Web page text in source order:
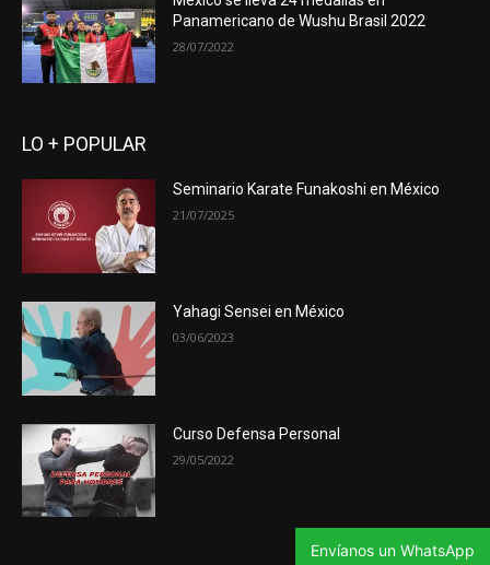
Panamericano de Wushu Brasil 2022
28/07/2022
LO + POPULAR
Seminario Karate Funakoshi en México
21/07/2025
Yahagi Sensei en México
03/06/2023
Curso Defensa Personal
29/05/2022
Envíanos un WhatsApp